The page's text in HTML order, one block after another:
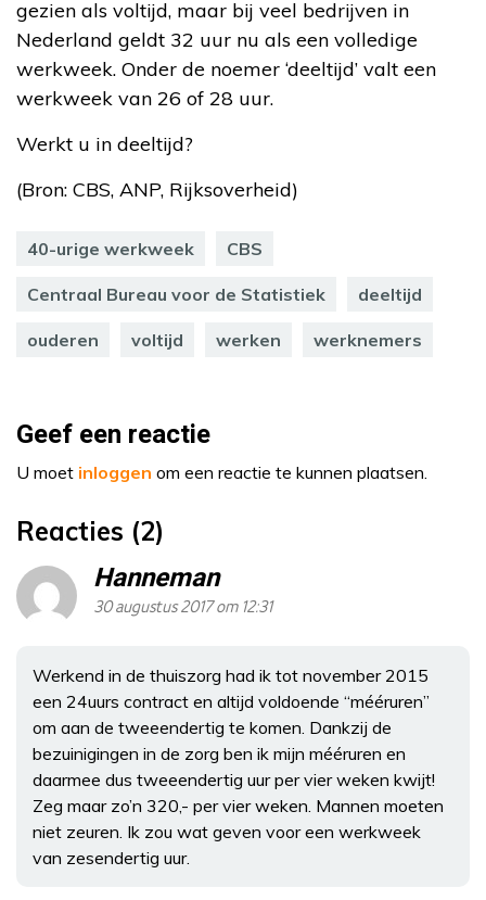
gezien als voltijd, maar bij veel bedrijven in
Nederland geldt 32 uur nu als een volledige
werkweek. Onder de noemer ‘deeltijd’ valt een
werkweek van 26 of 28 uur.
Werkt u in deeltijd?
(Bron: CBS, ANP, Rijksoverheid)
40-urige werkweek CBS
Centraal Bureau voor de Statistiek deeltijd
ouderen voltijd werken werknemers
Geef een reactie
U moet inloggen om een reactie te kunnen plaatsen.
Reacties (2)
Hanneman
30 augustus 2017 om 12:31
Werkend in de thuiszorg had ik tot november 2015
een 24uurs contract en altijd voldoende “mééruren”
om aan de tweeendertig te komen. Dankzij de
bezuinigingen in de zorg ben ik mijn mééruren en
daarmee dus tweeendertig uur per vier weken kwijt!
Zeg maar zo’n 320,- per vier weken. Mannen moeten
niet zeuren. Ik zou wat geven voor een werkweek
van zesendertig uur.